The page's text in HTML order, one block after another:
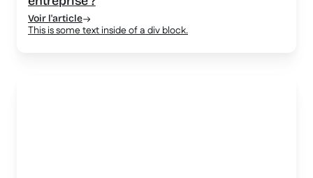
Voir l'article
This is some text inside of a div block.